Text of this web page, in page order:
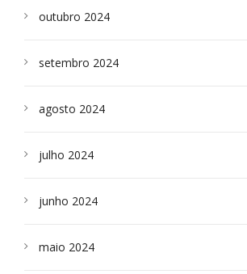
outubro 2024
setembro 2024
agosto 2024
julho 2024
junho 2024
maio 2024